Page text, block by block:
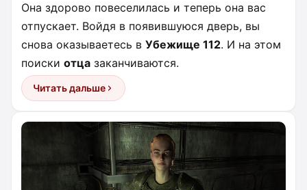
Она здорово повеселилась и теперь она вас
отпускает. Войдя в появившуюся дверь, вы
снова оказываетесь в Убежище 112. И на этом
поиски отца заканчиваются.
Читать дальше